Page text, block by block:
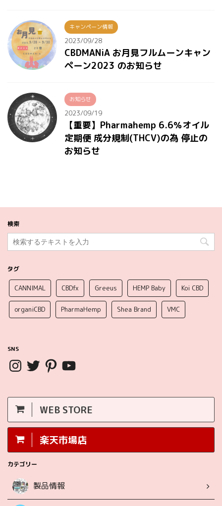
キャンペーン情報
2023/09/28
CBDMANiA お月見フルムーンキャン
ペーン2023 のお知らせ
お知らせ
2023/09/19
【重要】Pharmahemp 6.6％オイル
定期便 成分規制(THCV)の為 停止の
お知らせ
検索
タグ
CANNIMAL CBDfx Greeus HEMP Baby Koi CBD
organiCBD PharmaHemp Shea Brand VMC
SNS
WEB STORE
楽天市場店
カテゴリー
製品情報